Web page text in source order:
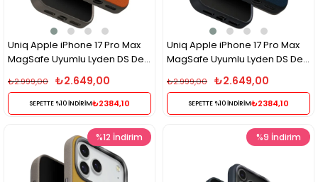
Uniq Apple iPhone 17 Pro Max
MagSafe Uyumlu Lyden DS Deri
Telefon Kılıfı – Turuncu
₺2.649,00
₺2.999,00
SEPETTE %10 İNDİRİM₺2384,10
Uniq Apple iPhone 17 Pro Max
MagSafe Uyumlu Lyden DS Deri
Telefon Kılıfı – Lacivert
₺2.649,00
₺2.999,00
SEPETTE %10 İNDİRİM₺2384,10
%12 İndirim %9 İndirim